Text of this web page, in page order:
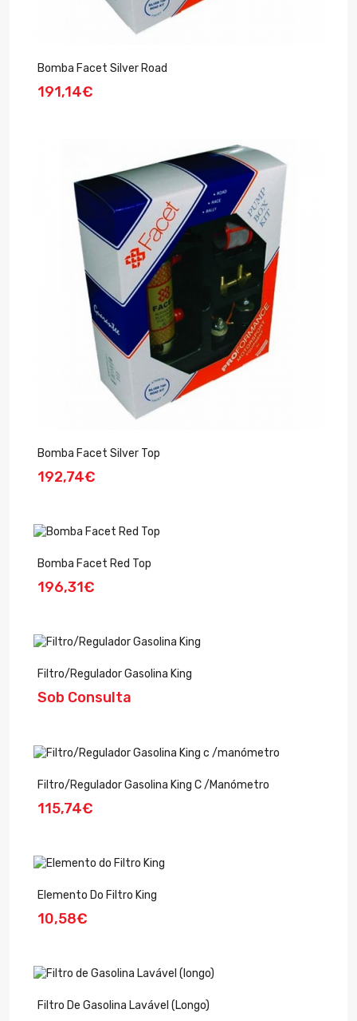
Bomba Facet Silver Road
191,14€
Bomba Facet Silver Top
192,74€
Bomba Facet Red Top
196,31€
Filtro/Regulador Gasolina King
Sob Consulta
Filtro/Regulador Gasolina King C /manómetro
115,74€
Elemento Do Filtro King
10,58€
Filtro De Gasolina Lavável (longo)